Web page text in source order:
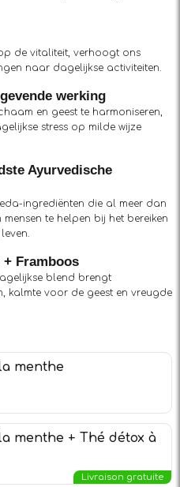
de vitaliteit, verhoogt ons
naar dagelijkse activiteiten.
werking
en geest te harmoniseren,
stress op milde wijze
Ayurvedische
ingrediënten die al meer dan
te helpen bij het bereiken
Framboos
blend brengt
kalmte voor de geest en vreugde
menthe
menthe + Thé détox à
Livraison gratuite